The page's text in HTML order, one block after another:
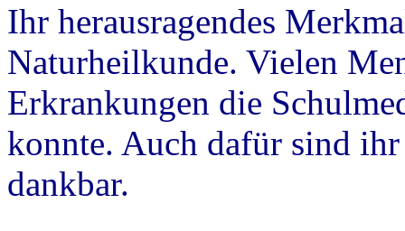
Ihr herausragendes
Naturheilkunde. Vielen
Erkrankungen die
konnte. Auch dafür sind
dankbar.